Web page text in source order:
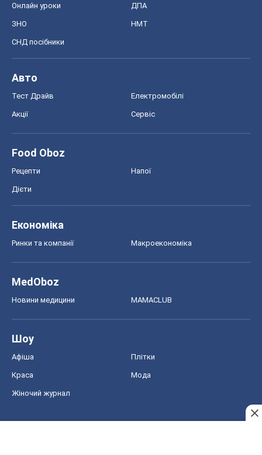
Онлайн уроки ДПА
ЗНО НМТ
СНД посібники
Авто
Тест Драйв Електромобілі
Акції Сервіс
Food Oboz
Рецепти Напої
Дієти
Економіка
Ринки та компанії Макроекономіка
MedOboz
Новини медицини MAMACLUB
Шоу
Афіша Плітки
Краса Мода
Жіночий журнал